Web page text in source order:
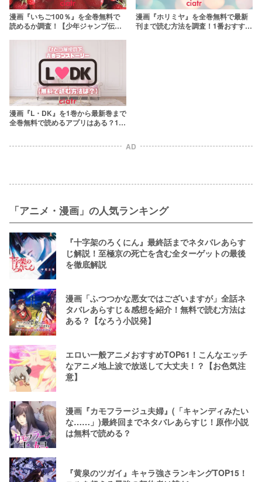
漫画『いちご100％』を全巻無料で
読めるか調査！【少年ジャンプ伝説
漫画『ホリミヤ』を全巻無料で最新
刊まで読む方法を調査！1番おすすめ
漫画『L・DK』を1巻から最新巻まで
全巻無料で読めるアプリはある？1番
AD
「アニメ・漫画」の人気ランキング
『十字架のろくにん』最終話までネタバレあらす
じ解説！至極京の死亡を含む全ターゲットの最後
を徹底解説
漫画「ふつつかな悪女ではございますが」全話ネ
タバレあらすじ＆感想を紹介！無料で読む方法は
ある？【なろう小説発】
エロい一般アニメおすすめTOP61！こんなエッチ
なアニメ地上波で放送して大丈夫！？【お色気注
意】
漫画『カモフラージュ夫婦』(「キャンディみたい
な……」)最終回までネタバレあらすじ！原作小説
は無料で読める？
『黄泉のツガイ』キャラ強さランキングTOP15！